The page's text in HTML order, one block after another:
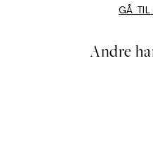
GÅ TIL
Andre